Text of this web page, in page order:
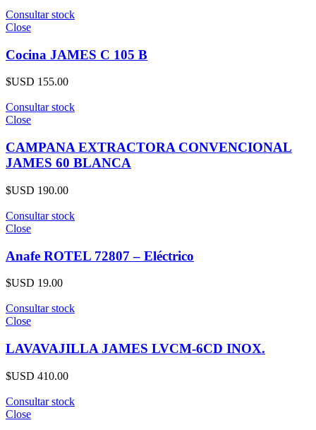
Consultar stock
Close
Cocina JAMES C 105 B
$USD 155.00
Consultar stock
Close
CAMPANA EXTRACTORA CONVENCIONAL
JAMES 60 BLANCA
$USD 190.00
Consultar stock
Close
Anafe ROTEL 72807 – Eléctrico
$USD 19.00
Consultar stock
Close
LAVAVAJILLA JAMES LVCM-6CD INOX.
$USD 410.00
Consultar stock
Close